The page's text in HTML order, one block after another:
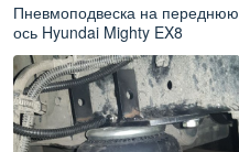
Пневмоподвеска на переднюю
ось Hyundai Mighty EX8